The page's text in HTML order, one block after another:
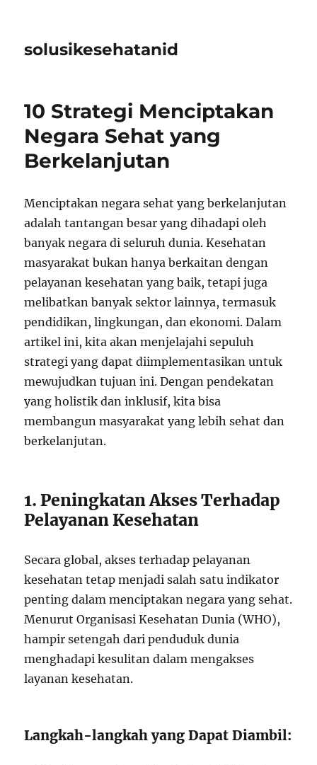
solusikesehatanid
10 Strategi Menciptakan
Negara Sehat yang
Berkelanjutan
Menciptakan negara sehat yang berkelanjutan
adalah tantangan besar yang dihadapi oleh
banyak negara di seluruh dunia. Kesehatan
masyarakat bukan hanya berkaitan dengan
pelayanan kesehatan yang baik, tetapi juga
melibatkan banyak sektor lainnya, termasuk
pendidikan, lingkungan, dan ekonomi. Dalam
artikel ini, kita akan menjelajahi sepuluh
strategi yang dapat diimplementasikan untuk
mewujudkan tujuan ini. Dengan pendekatan
yang holistik dan inklusif, kita bisa
membangun masyarakat yang lebih sehat dan
berkelanjutan.
1. Peningkatan Akses Terhadap
Pelayanan Kesehatan
Secara global, akses terhadap pelayanan
kesehatan tetap menjadi salah satu indikator
penting dalam menciptakan negara yang sehat.
Menurut Organisasi Kesehatan Dunia (WHO),
hampir setengah dari penduduk dunia
menghadapi kesulitan dalam mengakses
layanan kesehatan.
Langkah-langkah yang Dapat Diambil: